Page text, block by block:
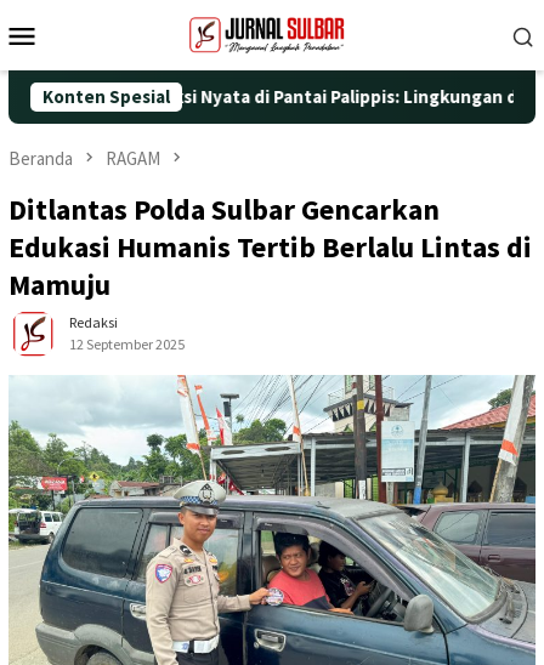
ke
Mobile
Konten Spesial
dengan Aksi Nyata di Pantai Palippis: Lingkungan dan
Beranda RAGAM
Ditlantas Polda Sulbar Gencarkan
Edukasi Humanis Tertib Berlalu Lintas di
Mamuju
Redaksi
12 September 2025